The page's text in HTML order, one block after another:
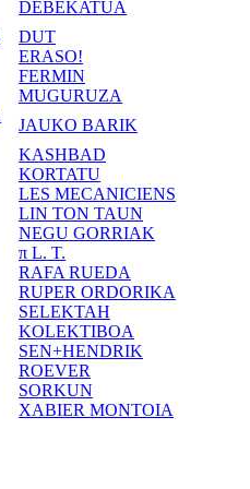
DEBEKATUA
DUT
ERASO!
FERMIN
MUGURUZA
JAUKO BARIK
KASHBAD
KORTATU
LES MECANICIENS
LIN TON TAUN
NEGU GORRIAK
π L. T.
RAFA RUEDA
RUPER ORDORIKA
SELEKTAH
KOLEKTIBOA
SEN+HENDRIK
ROEVER
SORKUN
XABIER MONTOIA